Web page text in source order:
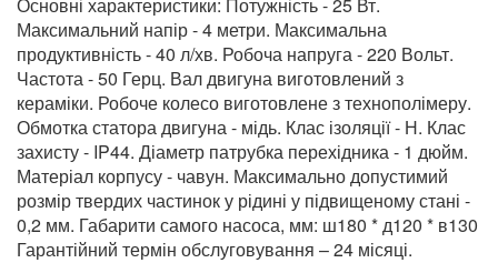
Максимальний напір - 4 метри. Максимальна
продуктивність - 40 л/хв. Робоча напруга - 220 Вольт.
Частота - 50 Герц. Вал двигуна виготовлений з
кераміки. Робоче колесо виготовлене з технополімеру.
Обмотка статора двигуна - мідь. Клас ізоляції - Н. Клас
захисту - IP44. Діаметр патрубка перехідника - 1 дюйм.
Матеріал корпусу - чавун. Максимально допустимий
розмір твердих частинок у рідині у підвищеному стані -
0,2 мм. Габарити самого насоса, мм: ш180 * д120 * в130
Гарантійний термін обслуговування – 24 місяці.